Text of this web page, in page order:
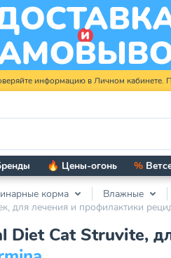
информацию в Личном кабинете.
🔥 Цены-огонь %
корма
Влажные
лечения и профилактики
Diet Cat Struvite,